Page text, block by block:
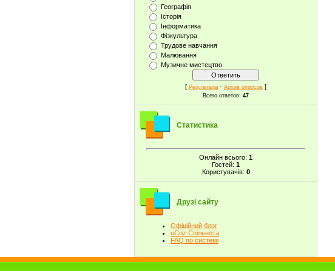
Географія
Історія
Інформатика
Фізкультура
Трудове навчання
Малювання
Музичне мистецтво
[ Результаты · Архив опросов ]
Всего ответов: 47
Статистика
Онлайн всього: 1
Гостей: 1
Користувачів: 0
Друзі сайту
Офіційний блог
uCoz Спільнота
FAQ по системі